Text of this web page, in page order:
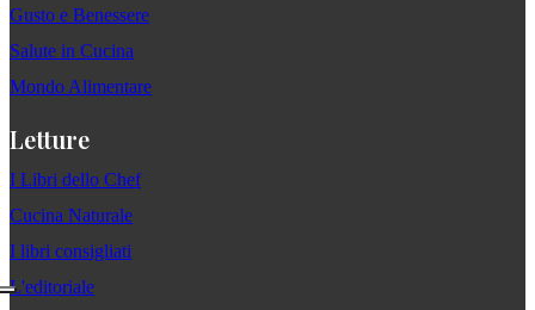
Gusto e Benessere
Salute in Cucina
Mondo Alimentare
Letture
I Libri dello Chef
Cucina Naturale
I libri consigliati
L'editoriale